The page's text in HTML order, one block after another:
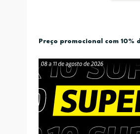
Preço promocional com